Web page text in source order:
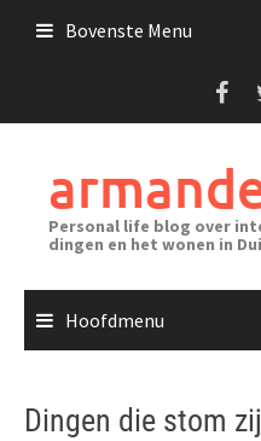
Bovenste Menu
Personal life blog over
dingen en het wonen in
Hoofdmenu
Dingen die stom